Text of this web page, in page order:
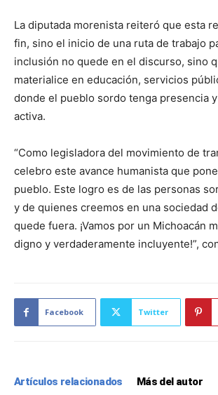
La diputada morenista reiteró que esta
fin, sino el inicio de una ruta de trabajo
inclusión no quede en el discurso, sino
materialice en educación, servicios
donde el pueblo sordo tenga presencia
activa.
“Como legisladora del movimiento de
celebro este avance humanista que
pueblo. Este logro es de las personas
y de quienes creemos en una sociedad
quede fuera. ¡Vamos por un Michoacán
digno y verdaderamente incluyente!”,
Facebook Twitter
Artículos relacionados Más del autor